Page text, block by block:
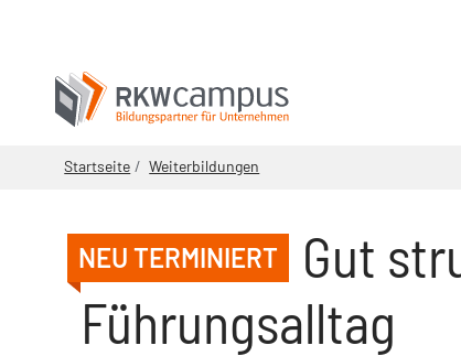
Startseite Weiterbildungen
NEU TERMINIERT
Gut
Führungsalltag